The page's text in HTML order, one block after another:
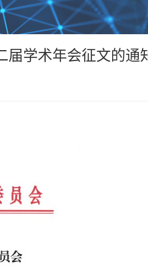
届学术年会征文的通